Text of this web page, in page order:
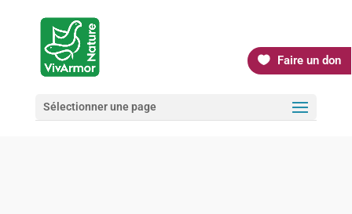
Faire un don
Sélectionner une page